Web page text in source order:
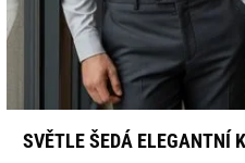
SVĚTLE ŠEDÁ ELEGANTNÍ